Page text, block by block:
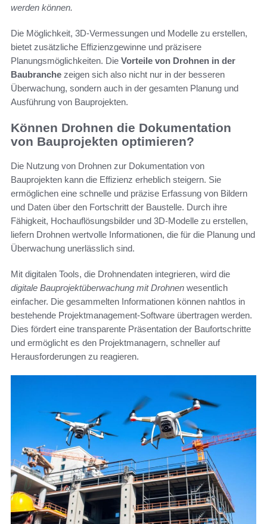
werden können.
Die Möglichkeit, 3D-Vermessungen und Modelle zu erstellen,
bietet zusätzliche Effizienzgewinne und präzisere
Planungsmöglichkeiten. Die Vorteile von Drohnen in der
Baubranche zeigen sich also nicht nur in der besseren
Überwachung, sondern auch in der gesamten Planung und
Ausführung von Bauprojekten.
Können Drohnen die Dokumentation
von Bauprojekten optimieren?
Die Nutzung von Drohnen zur Dokumentation von
Bauprojekten kann die Effizienz erheblich steigern. Sie
ermöglichen eine schnelle und präzise Erfassung von Bildern
und Daten über den Fortschritt der Baustelle. Durch ihre
Fähigkeit, Hochauflösungsbilder und 3D-Modelle zu erstellen,
liefern Drohnen wertvolle Informationen, die für die Planung und
Überwachung unerlässlich sind.
Mit digitalen Tools, die Drohnendaten integrieren, wird die
digitale Bauprojektüberwachung mit Drohnen wesentlich
einfacher. Die gesammelten Informationen können nahtlos in
bestehende Projektmanagement-Software übertragen werden.
Dies fördert eine transparente Präsentation der Baufortschritte
und ermöglicht es den Projektmanagern, schneller auf
Herausforderungen zu reagieren.